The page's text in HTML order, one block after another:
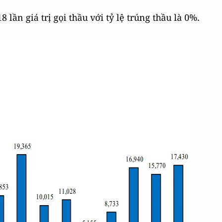
lần giá trị gọi thầu với tỷ lệ trúng thầu là 0%.